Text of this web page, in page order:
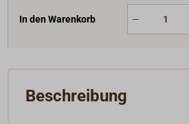
In den Warenkorb
Beschreibung